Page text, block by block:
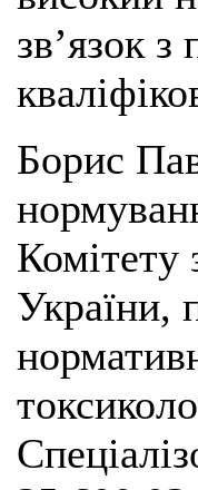
зв’язок
Борис
Комітету
України,